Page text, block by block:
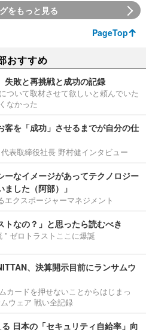
をもっと見る
PageTop
おすすめ
失敗と再挑戦と成功の記録
ついて取材させて欲しいと頼んでいた
なかった
客を「成功」させるまでが自分の仕
表取締役社長 野村健インタビュー
ーなイメージがあってテクノロジー
した（阿部）」
エクスポージャーマネジメント
トなの？」と思ったら読むべき
” ゼロトラストここに爆誕
、決算開示目前にランサムウ
カードを押せないことからはじまっ
ウェア 戦い全記録
日本の「セキュリティ自給率」向